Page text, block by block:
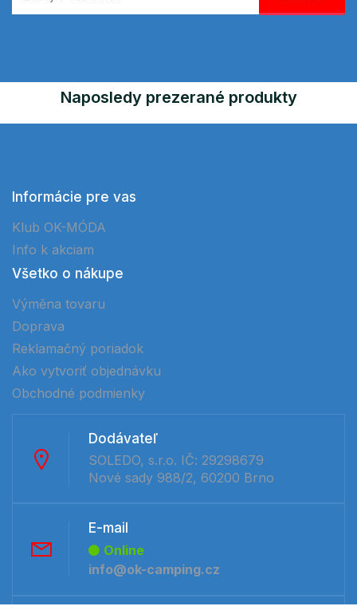
Naposledy prezerané produkty
Informácie pre vas
Klub OK-MÓDA
Info k akciam
Všetko o nákupe
Výměna tovaru
Doprava
Reklamačný poriadok
Ako vytvoriť objednávku
Obchodné podmienky
Dodávateľ
SOLEDO, s.r.o. IČ: 29298679
Nové sady 988/2, 60200 Brno
E-mail
Online
info@ok-camping.cz